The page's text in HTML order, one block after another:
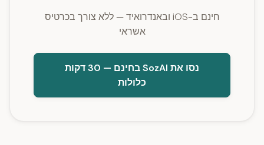
חינם ב-iOS ובאנדרואיד — ללא צורך בכרטיס
אשראי
נסו את SozAI בחינם — 30 דקות
כלולות